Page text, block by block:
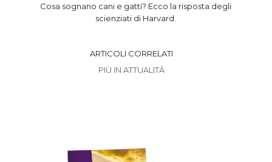
Cosa sognano cani e gatti? Ecco la risposta degli
scienziati di Harvard.
ARTICOLI CORRELATI
PIÙ IN ATTUALITÀ